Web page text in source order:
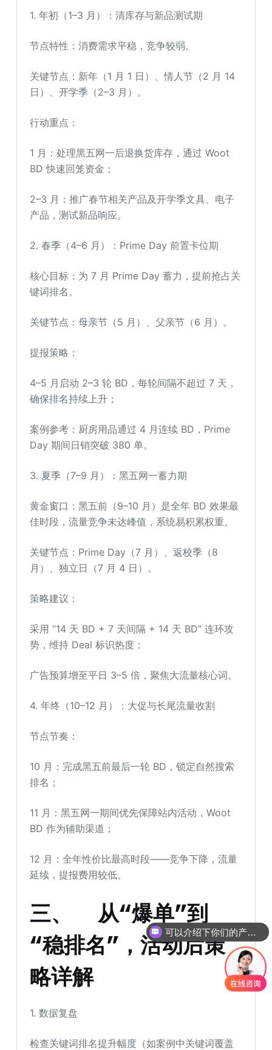
1. 年初（1–3 月）：清库存与新品测试期
节点特性：消费需求平稳，竞争较弱。
关键节点：新年（1 月 1 日）、情人节（2 月 14
日）、开学季（2–3 月）。
行动重点：
1 月：处理黑五网一后退换货库存，通过 Woot
BD 快速回笼资金；
2–3 月：推广春节相关产品及开学季文具、电子
产品，测试新品响应。
2. 春季（4–6 月）：Prime Day 前置卡位期
核心目标：为 7 月 Prime Day 蓄力，提前抢占关
键词排名。
关键节点：母亲节（5 月）、父亲节（6 月）。
提报策略：
4–5 月启动 2–3 轮 BD，每轮间隔不超过 7 天，
确保排名持续上升；
案例参考：厨房用品通过 4 月连续 BD，Prime
Day 期间日销突破 380 单。
3. 夏季（7–9 月）：黑五网一蓄力期
黄金窗口：黑五前（9–10 月）是全年 BD 效果最
佳时段，流量竞争未达峰值，系统易积累权重。
关键节点：Prime Day（7 月）、返校季（8
月）、独立日（7 月 4 日）。
策略建议：
采用 “14 天 BD + 7 天间隔 + 14 天 BD” 连环攻
势，维持 Deal 标识热度；
广告预算增至平日 3–5 倍，聚焦大流量核心词。
4. 年终（10–12 月）：大促与长尾流量收割
节点节奏：
10 月：完成黑五前最后一轮 BD，锁定自然搜索
排名；
11 月：黑五网一期间优先保障站内活动，Woot
BD 作为辅助渠道；
12 月：全年性价比最高时段——竞争下降，流量
延续，提报费用较低。
三、 从“爆单”到
“稳排名”，活动后策
略详解
1. 数据复盘
检查关键词排名提升幅度（如案例中关键词覆盖
可以介绍下你们的产品么
你们是怎么收费的呢